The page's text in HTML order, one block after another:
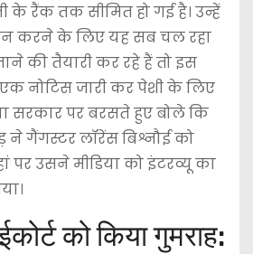
रैंक तक सीमित हो गई है। उन्हें
करने के लिए यह सब चल रहा
की तैयारी कर रहे हैं तो इस
नोटिस जारी कर पेशी के लिए
सरकार पर बरसते हुए बोले कि
गैंगस्टर लॉरेंस बिश्नौई को
पर उसने मीडिया को इंटरव्यू का
को किया गुमराह: